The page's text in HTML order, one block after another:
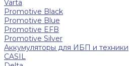
Varta
Promotive Black
Promotive Blue
Promotive EFB
Promotive Silver
Аккумуляторы для ИБП и техники
CASIL